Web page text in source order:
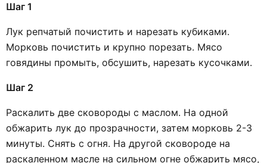
Шаг 1
Лук репчатый почистить и нарезать кубиками.
Морковь почистить и крупно порезать. Мясо
говядины промыть, обсушить, нарезать кусочками.
Шаг 2
Раскалить две сковороды с маслом. На одной
обжарить лук до прозрачности, затем морковь 2-3
минуты. Снять с огня. На другой сковороде на
раскаленном масле на сильном огне обжарить мясо,